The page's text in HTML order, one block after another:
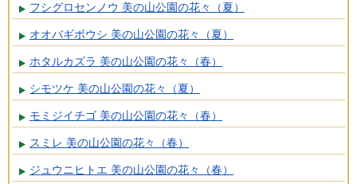
フシグロセンノウ 美の山公園の花々（夏）
オオバギボウシ 美の山公園の花々（夏）
ホタルカズラ 美の山公園の花々（春）
シモツケ 美の山公園の花々（夏）
モミジイチゴ 美の山公園の花々（春）
スミレ 美の山公園の花々（春）
ジュウニヒトエ 美の山公園の花々（春）